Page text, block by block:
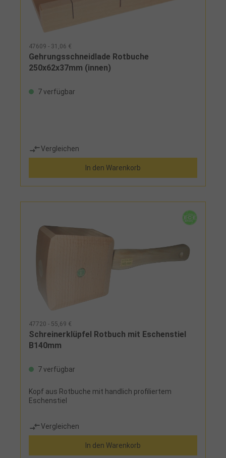
47609 - 31,06 €
Gehrungsschneidlade Rotbuche
250x62x37mm (innen)
7 verfügbar
Vergleichen
In den Warenkorb
47720 - 55,69 €
Schreinerklüpfel Rotbuch mit Eschenstiel
B140mm
7 verfügbar
Kopf aus Rotbuche mit handlich profiliertem
Eschenstiel
Vergleichen
In den Warenkorb